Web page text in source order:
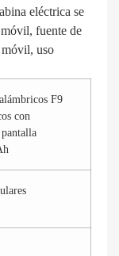
eléctrica se
fuente de
móvil, uso
F9
con